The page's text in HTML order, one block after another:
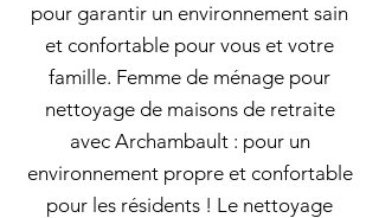
pour garantir un environnement sain
et confortable pour vous et votre
famille. Femme de ménage pour
nettoyage de maisons de retraite
avec Archambault : pour un
environnement propre et confortable
pour les résidents ! Le nettoyage